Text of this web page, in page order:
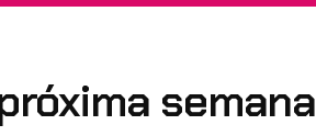
semana